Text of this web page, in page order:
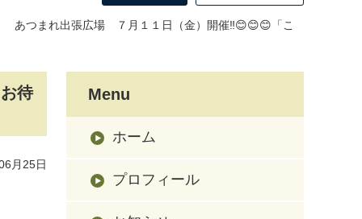
あつまれ出張広場 ７月１１日（金）開催‼😊😊😊「こ
待
月25日
Menu
ホーム
プロフィール